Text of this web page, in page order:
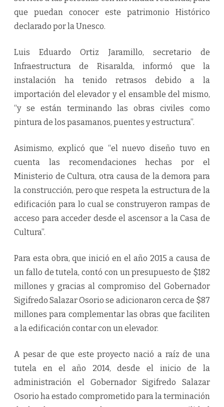
que puedan conocer este patrimonio Histórico
declarado por la Unesco.
Luis Eduardo Ortiz Jaramillo, secretario de
Infraestructura de Risaralda, informó que la
instalación ha tenido retrasos debido a la
importación del elevador y el ensamble del mismo,
“y se están terminando las obras civiles como
pintura de los pasamanos, puentes y estructura”.
Asimismo, explicó que “el nuevo diseño tuvo en
cuenta las recomendaciones hechas por el
Ministerio de Cultura, otra causa de la demora para
la construcción, pero que respeta la estructura de la
edificación para lo cual se construyeron rampas de
acceso para acceder desde el ascensor a la Casa de
Cultura”.
Para esta obra, que inició en el año 2015 a causa de
un fallo de tutela, contó con un presupuesto de $182
millones y gracias al compromiso del Gobernador
Sigifredo Salazar Osorio se adicionaron cerca de $87
millones para complementar las obras que faciliten
a la edificación contar con un elevador.
A pesar de que este proyecto nació a raíz de una
tutela en el año 2014, desde el inicio de la
administración el Gobernador Sigifredo Salazar
Osorio ha estado comprometido para la terminación